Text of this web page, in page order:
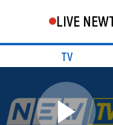
LIVE
TV